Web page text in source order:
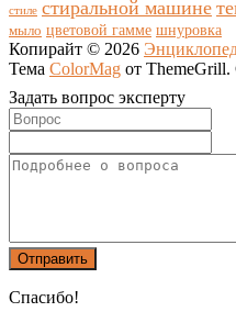
стиле стиральной машине
мыло цветовой гамме шнуровка
Копирайт © 2026
Тема ColorMag от ThemeGrill.
Задать вопрос эксперту
Спасибо!